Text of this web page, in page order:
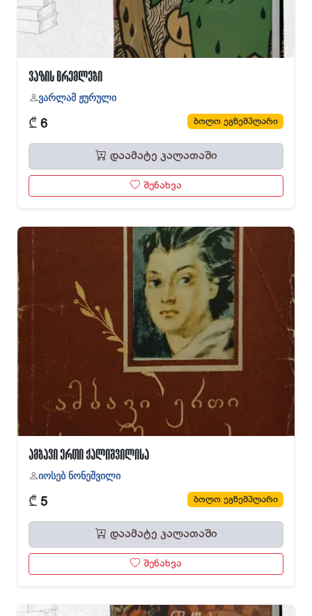
ვაზის ცრემლები
ვარლამ ჟურული
₾ 6 ბოლო ეგზემპლარი
დაამატე კალათაში
შენახვა
ამბავი ერთი ქალიშვილისა
იოსებ ნონეშვილი
₾ 5 ბოლო ეგზემპლარი
დაამატე კალათაში
შენახვა